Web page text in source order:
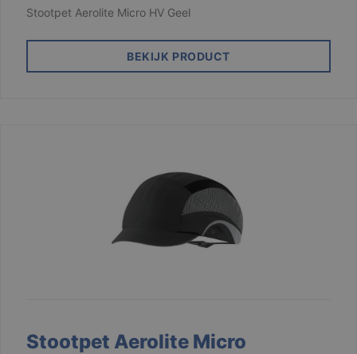
Stootpet Aerolite Micro HV Geel
BEKIJK PRODUCT
Stootpet Aerolite Micro